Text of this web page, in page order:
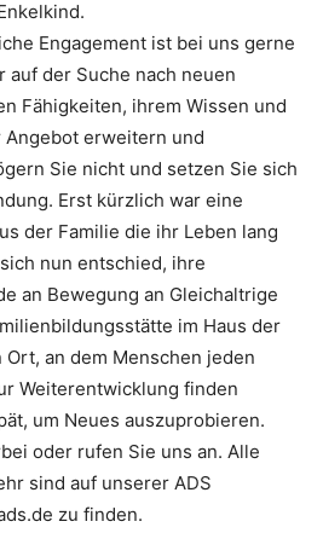
Engagement ist bei uns gerne
auf der Suche nach neuen
Fähigkeiten, ihrem Wissen und
erweitern und
Sie nicht und setzen Sie sich
Erst kürzlich war eine
der Familie die ihr Leben lang
nun entschied, ihre
an Bewegung an Gleichaltrige
im Haus der
Ort, an dem Menschen jeden
Weiterentwicklung finden
um Neues auszuprobieren.
oder rufen Sie uns an. Alle
sind auf unserer ADS
zu finden.